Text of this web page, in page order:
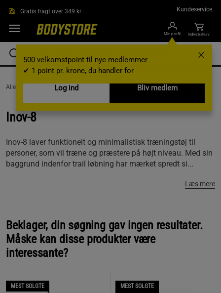
Gratis fragt over 349 kr Kundeservice
Min profil
500 velkomstpoint til nye medlemmer
✔ 1 point pr. krone, du handler for
Log ind
Bliv medlem
Indkøbskurv
AlleVaremærker / Inov-8
Inov-8
Inov-8 laver funktionelt og minimalistisk træningstøj til
personer, som vil træne og præstere på højt niveau. Med sin
baggrund indenfor trail løbning har mærket spredt si...
Læs mere
Beklager, din søgning gav ingen resultater.
Måske kan disse produkter være
interessante?
MEST SOLGTE
MEST SOLGTE